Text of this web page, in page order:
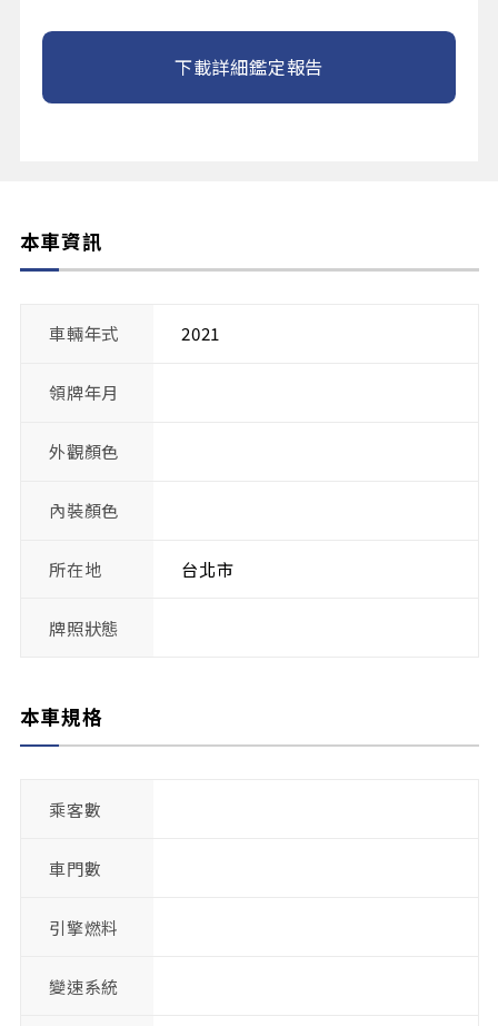
下載詳細鑑定報告
本車資訊
車輛年式 2021
領牌年月
外觀顏色
內裝顏色
所在地 台北市
牌照狀態
本車規格
乘客數
車門數
引擎燃料
變速系統